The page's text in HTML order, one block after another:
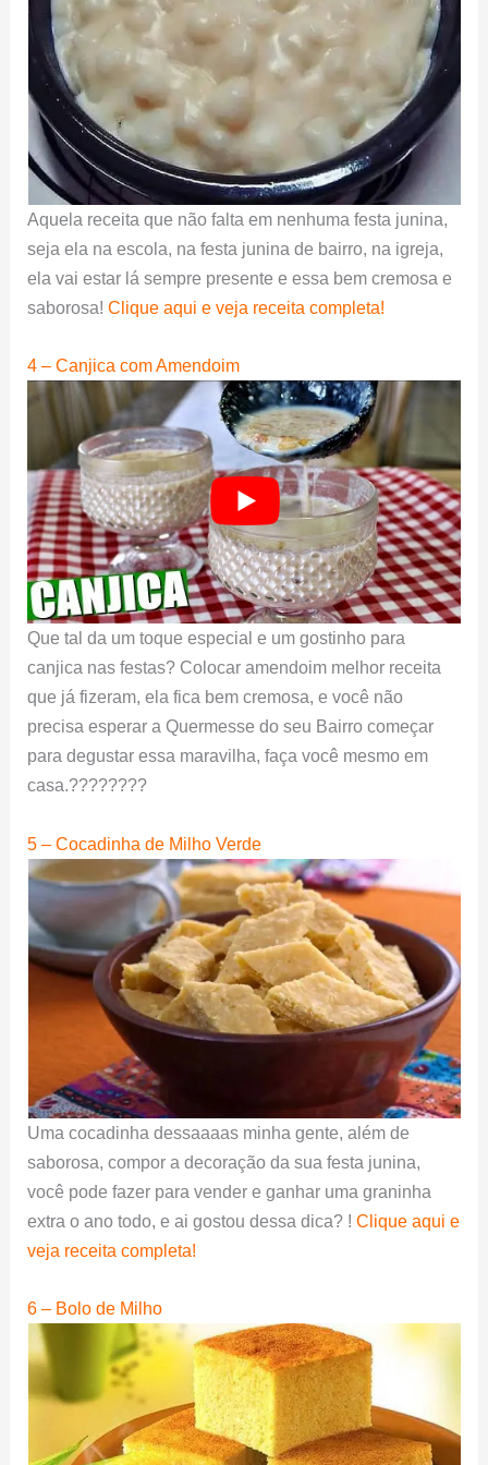
Aquela receita que não falta em nenhuma festa junina,
seja ela na escola, na festa junina de bairro, na igreja,
ela vai estar lá sempre presente e essa bem cremosa e
saborosa!Clique aqui e veja receita completa!
4 – Canjica com Amendoim
Que tal da um toque especial e um gostinho para
canjica nas festas? Colocar amendoim melhor receita
que já fizeram, ela fica bem cremosa, e você não
precisa esperar a Quermesse do seu Bairro começar
para degustar essa maravilha, faça você mesmo em
casa.????????
5 – Cocadinha de Milho Verde
Uma cocadinha dessaaaas minha gente, além de
saborosa, compor a decoração da sua festa junina,
você pode fazer para vender e ganhar uma graninha
extra o ano todo, e ai gostou dessa dica? !Clique aqui e
veja receita completa!
6 – Bolo de Milho